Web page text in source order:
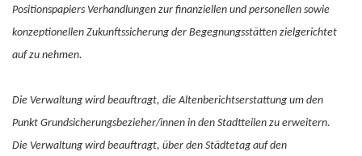
Positionspapiers Verhandlungen zur finanziellen und personellen sowie
konzeptionellen Zukunftssicherung der Begegnungsstätten zielgerichtet
auf zu nehmen.
Die Verwaltung wird beauftragt, die Altenberichtserstattung um den
Punkt Grundsicherungsbezieher/innen in den Stadtteilen zu erweitern.
Die Verwaltung wird beauftragt, über den Städtetag auf den